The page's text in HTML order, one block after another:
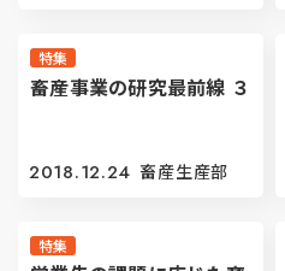
特集
畜産事業の研究最前線 ３
2018.12.24 畜産生産部
特集